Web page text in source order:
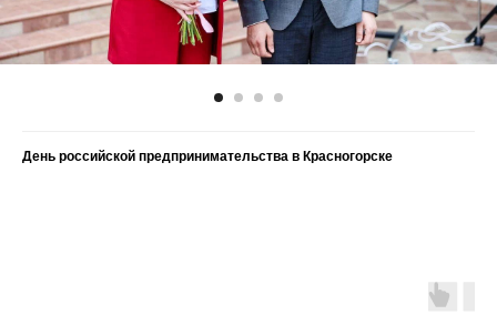
День российской предпринимательства в Красногорске